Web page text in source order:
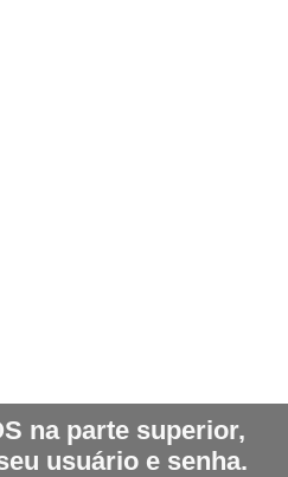
na parte superior,
usuário e senha.